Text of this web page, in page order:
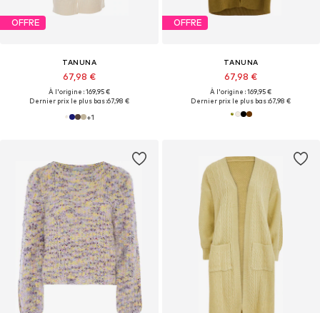
OFFRE
TANUNA
67,98 €
À l'origine : 169,95 €
Dernier prix le plus bas :67,98 €
+1
OFFRE
TANUNA
67,98 €
À l'origine : 169,95 €
Dernier prix le plus bas :67,98 €